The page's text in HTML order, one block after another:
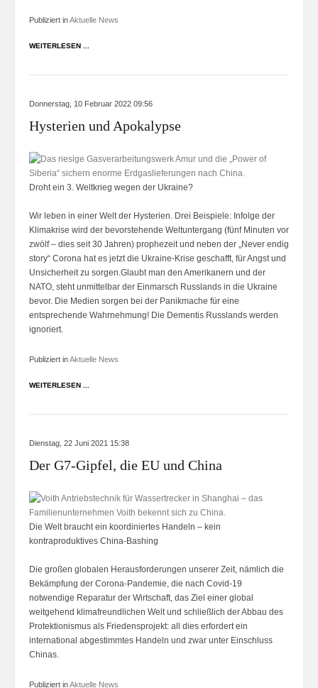
Publiziert inAktuelle News
WEITERLESEN ...
Donnerstag, 10 Februar 2022 09:56
Hysterien und Apokalypse
Droht ein 3. Weltkrieg wegen der Ukraine?
Wir leben in einer Welt der Hysterien. Drei Beispiele: Infolge der
Klimakrise wird der bevorstehende Weltuntergang (fünf Minuten vor
zwölf – dies seit 30 Jahren) prophezeit und neben der „Never endig
story“ Corona hat es jetzt die Ukraine-Krise geschafft, für Angst und
Unsicherheit zu sorgen.Glaubt man den Amerikanern und der
NATO, steht unmittelbar der Einmarsch Russlands in die Ukraine
bevor. Die Medien sorgen bei der Panikmache für eine
entsprechende Wahrnehmung! Die Dementis Russlands werden
ignoriert.
Publiziert inAktuelle News
WEITERLESEN ...
Dienstag, 22 Juni 2021 15:38
Der G7-Gipfel, die EU und China
Die Welt braucht ein koordiniertes Handeln – kein
kontraproduktives China-Bashing
Die großen globalen Herausforderungen unserer Zeit, nämlich die
Bekämpfung der Corona-Pandemie, die nach Covid-19
notwendige Reparatur der Wirtschaft, das Ziel einer global
weitgehend klimafreundlichen Welt und schließlich der Abbau des
Protektionismus als Friedensprojekt: all dies erfordert ein
international abgestimmtes Handeln und zwar unter Einschluss
Chinas.
Publiziert inAktuelle News